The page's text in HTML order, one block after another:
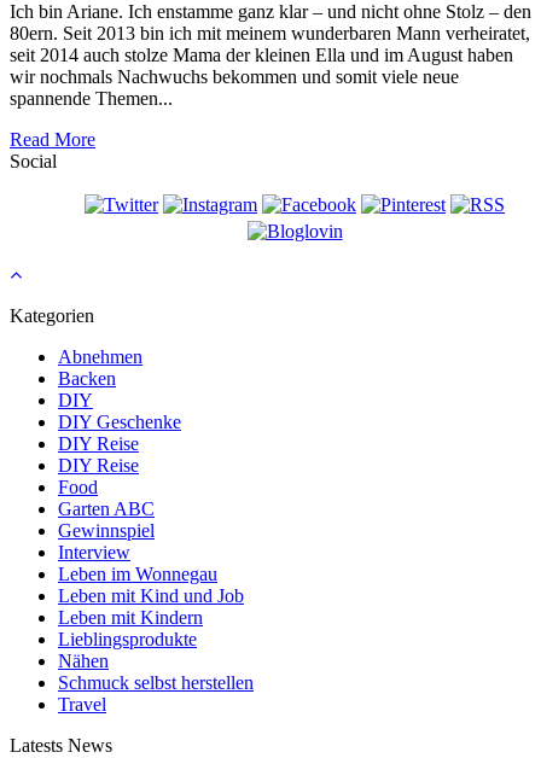
Ich bin Ariane. Ich enstamme ganz klar – und nicht ohne Stolz – den
80ern. Seit 2013 bin ich mit meinem wunderbaren Mann verheiratet,
seit 2014 auch stolze Mama der kleinen Ella und im August haben
wir nochmals Nachwuchs bekommen und somit viele neue
spannende Themen...
Read More
Social
Kategorien
Abnehmen
Backen
DIY
DIY Geschenke
DIY Reise
DIY Reise
Food
Garten ABC
Gewinnspiel
Interview
Leben im Wonnegau
Leben mit Kind und Job
Leben mit Kindern
Lieblingsprodukte
Nähen
Schmuck selbst herstellen
Travel
Latests News